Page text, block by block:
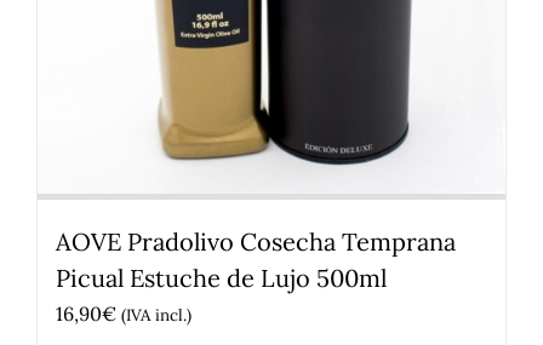
AOVE Pradolivo Cosecha Temprana
Picual Estuche de Lujo 500ml
16,90€ (IVA incl.)